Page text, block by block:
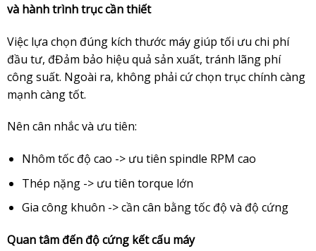
và hành trình trục cần thiết
Việc lựa chọn đúng kích thước máy giúp tối ưu chi phí
đầu tư, đĐảm bảo hiệu quả sản xuất, tránh lãng phí
công suất. Ngoài ra, không phải cứ chọn trục chính càng
mạnh càng tốt.
Nên cân nhắc và ưu tiên:
Nhôm tốc độ cao -> ưu tiên spindle RPM cao
Thép nặng -> ưu tiên torque lớn
Gia công khuôn -> cần cân bằng tốc độ và độ cứng
Quan tâm đến độ cứng kết cấu máy